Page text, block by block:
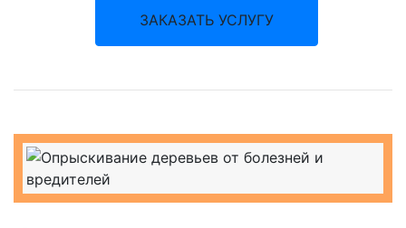
ЗАКАЗАТЬ УСЛУГУ